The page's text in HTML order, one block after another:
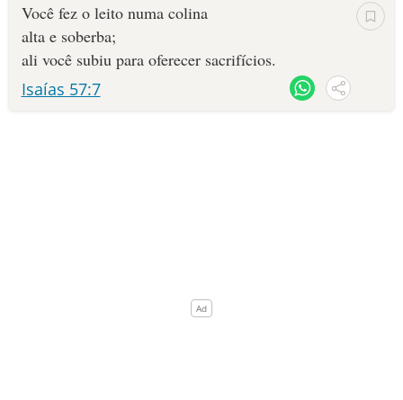
ESBOÇOS DE PREGAÇÃO
TEMAS
Você fez o leito numa colina
alta e soberba;
ali você subiu para oferecer sacrifícios.
Isaías 57:7